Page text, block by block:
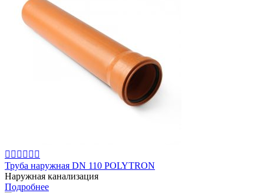
     
Труба наружная DN 110 POLYTRON
Наружная канализация
Подробнее